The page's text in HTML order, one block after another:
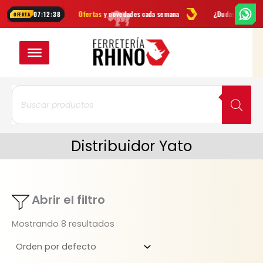
OFERTA 07:12:37
Ofertas y novedades cada semana ¿Dudas? Escríbenos por
Búsqueda
productos
Distribuidor Yato
Abrir el filtro
Mostrando 8 resultados
VER EN VER EN LISTA